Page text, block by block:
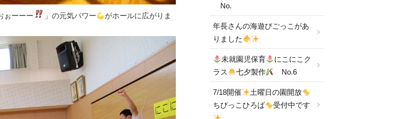
ぉーーー 」の元気パワー
がホールに広がりま
No.
年長さんの海遊びごっこがあ
りました
未就園児保育
にこにこク
ラス
七夕製作 No.6
7/18開催
土曜日の園開放
ちびっこひろば
受付中です